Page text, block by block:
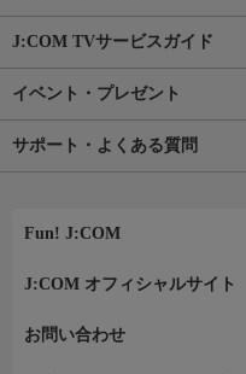
J:COM TVサービスガイド
イベント・プレゼント
サポート・よくある質問
Fun! J:COM
J:COM オフィシャルサイト
お問い合わせ